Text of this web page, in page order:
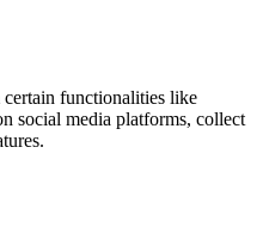
functionalities like
social media platforms, collect